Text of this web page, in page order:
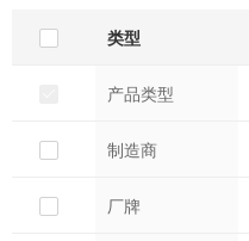
类型
产品类型
制造商
厂牌